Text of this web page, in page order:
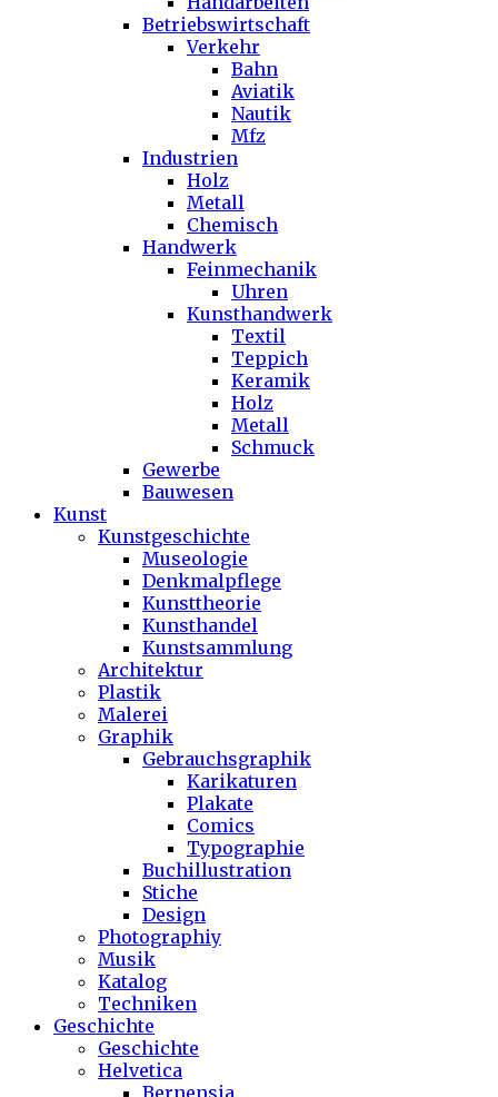
Betriebswirtschaft
Verkehr
Bahn
Aviatik
Nautik
Mfz
Industrien
Holz
Metall
Chemisch
Handwerk
Feinmechanik
Uhren
Kunsthandwerk
Textil
Teppich
Keramik
Holz
Metall
Schmuck
Gewerbe
Bauwesen
Kunst
Kunstgeschichte
Museologie
Denkmalpflege
Kunsttheorie
Kunsthandel
Kunstsammlung
Architektur
Plastik
Malerei
Graphik
Gebrauchsgraphik
Karikaturen
Plakate
Comics
Typographie
Buchillustration
Stiche
Design
Photographiy
Musik
Katalog
Techniken
Geschichte
Geschichte
Helvetica
Bernensia